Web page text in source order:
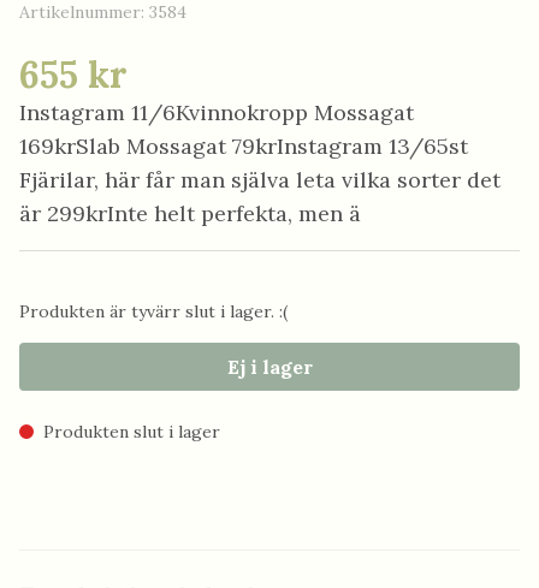
Artikelnummer: 3584
655 kr
Instagram 11/6Kvinnokropp Mossagat
169krSlab Mossagat 79krInstagram 13/65st
Fjärilar, här får man själva leta vilka sorter det
är 299krInte helt perfekta, men ä
Produkten är tyvärr slut i lager. :(
Ej i lager
Produkten slut i lager